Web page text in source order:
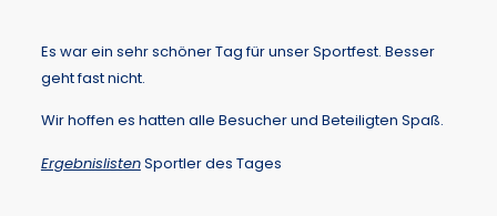
Es war ein sehr schöner Tag für unser Sportfest. Besser
geht fast nicht.
Wir hoffen es hatten alle Besucher und Beteiligten Spaß.
ErgebnislistenSportler des Tages